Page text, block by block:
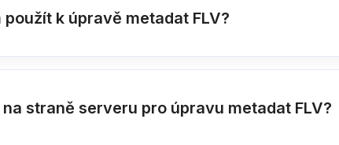
k úpravě metadat FLV?
straně serveru pro úpravu metadat FLV?